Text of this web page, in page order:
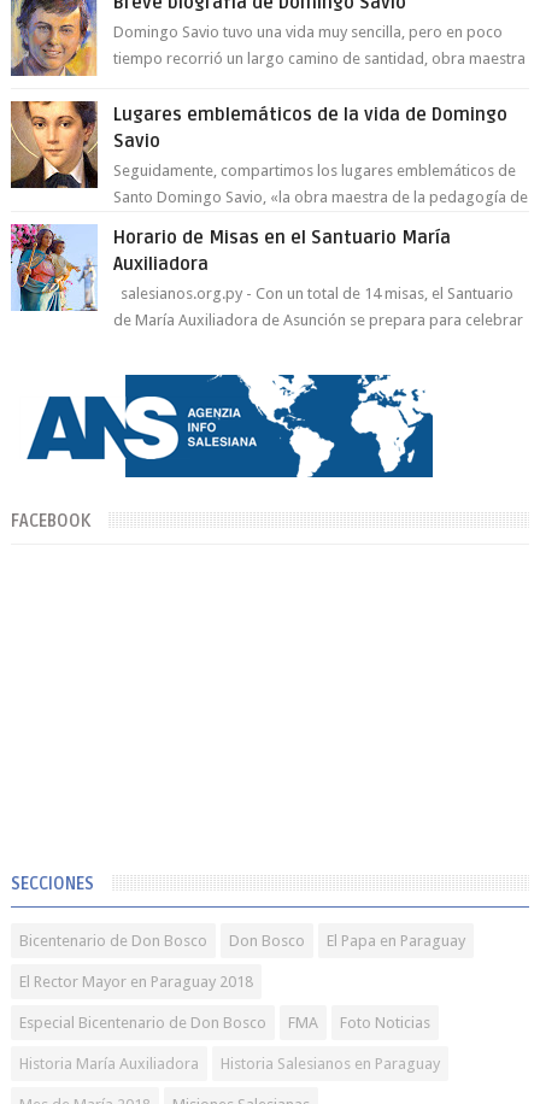
Domingo Savio tuvo una vida muy sencilla, pero en poco
tiempo recorrió un largo camino de santidad, obra maestra
Lugares emblemáticos de la vida de Domingo
Savio
Seguidamente, compartimos los lugares emblemáticos de
Santo Domingo Savio, «la obra maestra de la pedagogía de
Horario de Misas en el Santuario María
Auxiliadora
salesianos.org.py - Con un total de 14 misas, el Santuario
de María Auxiliadora de Asunción se prepara para celebrar
FACEBOOK
SECCIONES
Bicentenario de Don Bosco Don Bosco El Papa en Paraguay
El Rector Mayor en Paraguay 2018
Especial Bicentenario de Don Bosco FMA Foto Noticias
Historia María Auxiliadora Historia Salesianos en Paraguay